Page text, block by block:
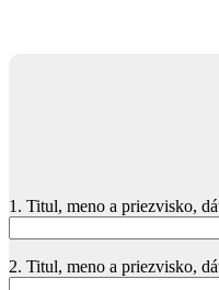
1. Titul, meno a priezvisko,
2. Titul, meno a priezvisko,